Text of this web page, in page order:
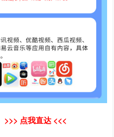
>>> 点我直达 <<<